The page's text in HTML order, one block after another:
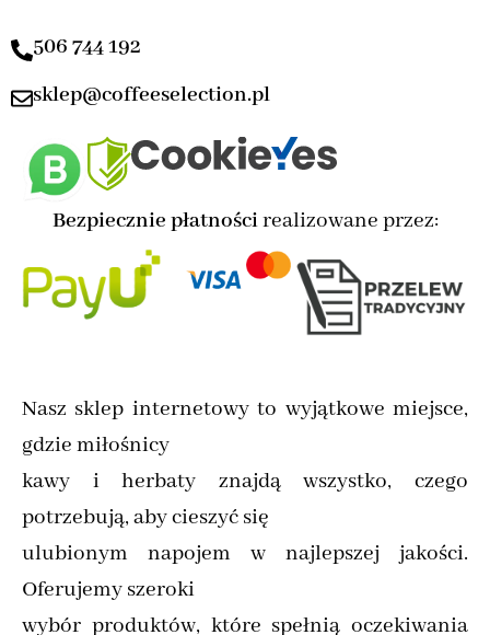
506 744 192
sklep@coffeeselection.pl
Bezpiecznie płatnościrealizowane przez:
Nasz sklep internetowy to wyjątkowe miejsce,
gdzie miłośnicy
kawy i herbaty znajdą wszystko, czego
potrzebują, aby cieszyć się
ulubionym napojem w najlepszej jakości.
Oferujemy szeroki
wybór produktów, które spełnią oczekiwania